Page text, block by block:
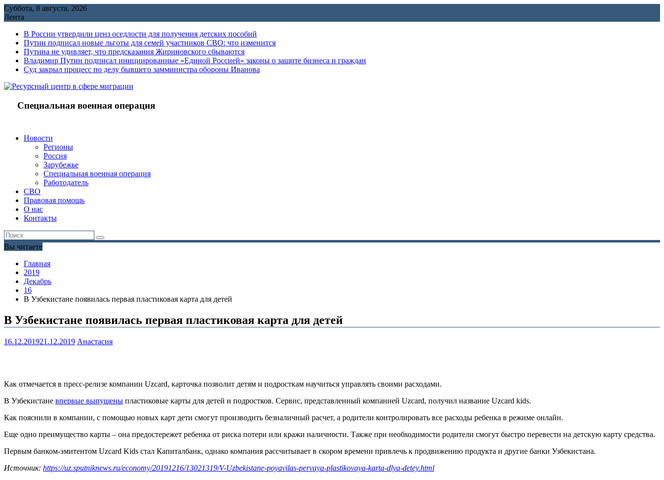
Перейти
к
Суббота, 8 августа, 2026
Лента
В России утвердили ценз оседлости для получения детских пособий
Путин подписал новые льготы для семей участников СВО: что изменится
Путина не удивляет, что предсказания Жириновского сбываются
Владимир Путин подписал инициированные «Единой Россией» законы о защите бизнеса и граждан
Cуд закрыл процесс по делу бывшего замминистра обороны Иванова
Специальная военная операция
Новости
Регионы
Россия
Зарубежье
Специальная военная операция
Работодатель
СВО
Правовая помощь
О нас
Контакты
Вы читаете
Главная
2019
Декабрь
16
В Узбекистане появилась первая пластиковая карта для детей
В Узбекистане появилась первая пластиковая карта для детей
16.12.201921.12.2019 Анастасия
Как отмечается в пресс-релизе компании Uzcard, карточка позволит детям и подросткам научиться управлять своими расходами.
В Узбекистане впервые выпущены пластиковые карты для детей и подростков. Сервис, представленный компанией Uzcard, получил название Uzcard kids.
Как пояснили в компании, с помощью новых карт дети смогут производить безналичный расчет, а родители контролировать все расходы ребенка в режиме онлайн.
Еще одно преимущество карты – она предостережет ребенка от риска потери или кражи наличности. Также при необходимости родители смогут быстро перевести на детскую карту средства.
Первым банком-эмитентом Uzcard Kids стал Капиталбанк, однако компания рассчитывает в скором времени привлечь к продвижению продукта и другие банки Узбекистана.
Источник: https://uz.sputniknews.ru/economy/20191216/13021319/V-Uzbekistane-poyavilas-pervaya-plastikovaya-karta-dlya-detey.html